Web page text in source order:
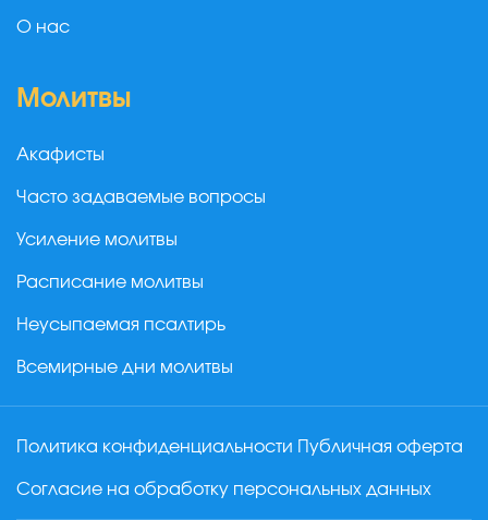
О нас
Молитвы
Акафисты
Часто задаваемые вопросы
Усиление молитвы
Расписание молитвы
Неусыпаемая псалтирь
Всемирные дни молитвы
Политика конфиденциальности Публичная оферта
Согласие на обработку персональных данных